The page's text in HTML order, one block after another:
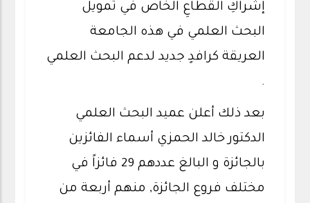
إشراكِ القطاعِ الخاص في تمويل
البحث العلمي في هذه الجامعة
العريقة كرافدٍ جديد لدعم البحث العلمي
.
بعد ذلك أعلن عميد البحث العلمي
الدكتور خالد الحمزي أسماء الفائزين
بالجائزة و البالغ عددهم 29 فائزاً في
مختلف فروع الجائزة, منهم أربعة من